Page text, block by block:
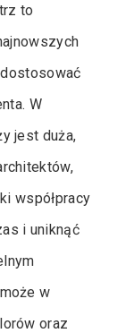
to
W
jest duża,
współpracy
i uniknąć
w
oraz